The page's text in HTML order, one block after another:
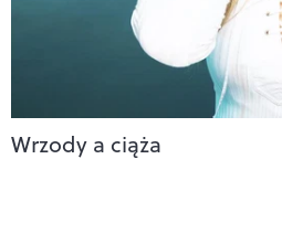
Wrzody a ciąża